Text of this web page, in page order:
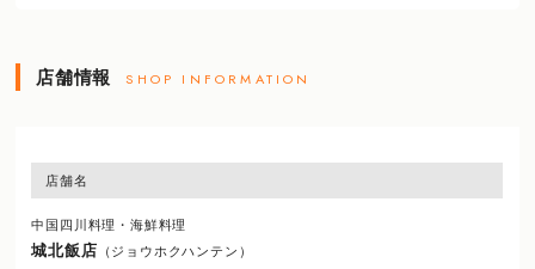
店舗情報 SHOP INFORMATION
店舗名
中国四川料理・海鮮料理
城北飯店 （ジョウホクハンテン）